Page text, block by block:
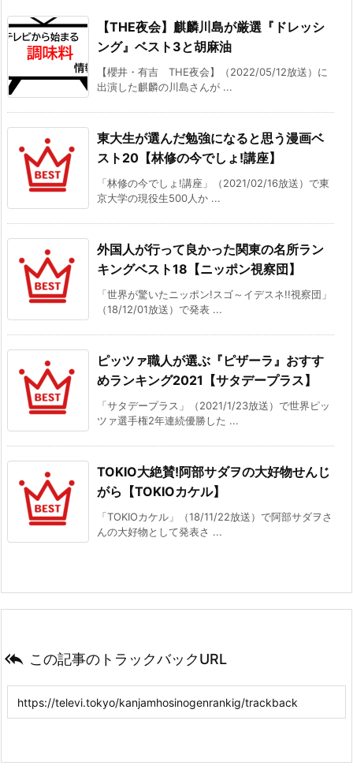
【THE夜会】麒麟川島が厳選『ドレッシ
ング』ベスト3と胡麻油
【櫻井・有吉 THE夜会】（2022/05/12放送）に
出演した麒麟の川島さんが ...
東大生が選んだ勉強になると思う漫画ベ
スト20【林修の今でしょ!講座】
「林修の今でしょ!講座」（2021/02/16放送）で東
京大学の現役生500人か ...
外国人が行って良かった関東の名所ラン
キングベスト18【ニッポン視察団】
「世界が驚いたニッポン!スゴ～イデスネ!!視察団」
（18/12/01放送）で発表 ...
ピッツァ職人が選ぶ『ピザーラ』おすす
めランキング2021【サタデープラス】
「サタデープラス」（2021/1/23放送）で世界ピッ
ツァ選手権2年連続優勝した ...
TOKIO大絶賛!阿部サダヲの大好物せんじ
がら【TOKIOカケル】
「TOKIOカケル」（18/11/22放送）で阿部サダヲさ
んの大好物として発表さ ...
 この記事のトラックバックURL